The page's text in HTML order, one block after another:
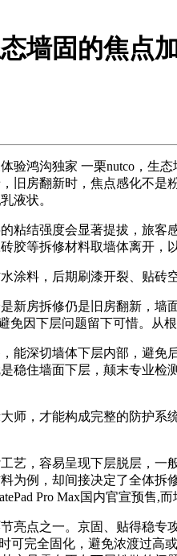
墙固的焦点
鸿沟独家 一栗nutco，生态
旧房翻新时，焦点感化不
液状。
结强度会显著提拔，旅客
胶等拆修材料取墙体离开，
料，后期刷漆开裂、贴砖
房拆修仍是旧房翻新，墙
免因下层问题留下可惜。从
深切墙体下层内部，避免
稳住墙面下层，颠末专业
，才能构成完整的防护系
，容易呈现下层脱层，一
为例，却间接决定了全体
Pro Max国内官宣预售,而
点之一。京固、贴得稳专
可完全固化，避免浓渡过高